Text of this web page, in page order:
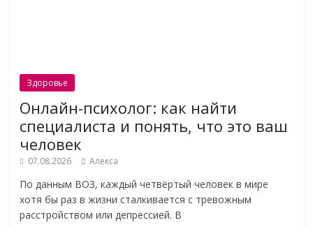
Здоровье
Онлайн-психолог: как найти
специалиста и понять, что это ваш
человек
07.08.2026 Алекса
По данным ВОЗ, каждый четвёртый человек в мире
хотя бы раз в жизни сталкивается с тревожным
расстройством или депрессией. В